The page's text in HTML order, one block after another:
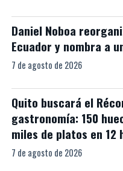
Daniel Noboa
Ecuador y nombra a
7 de agosto de 2026
Quito buscará el
gastronomía: 150
miles de platos en 12
7 de agosto de 2026